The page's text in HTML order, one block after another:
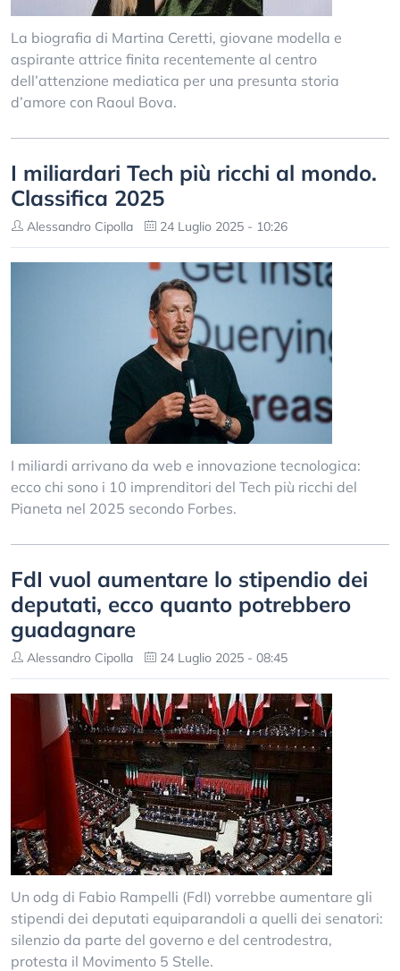
La biografia di Martina Ceretti, giovane modella e
aspirante attrice finita recentemente al centro
dell’attenzione mediatica per una presunta storia
d’amore con Raoul Bova.
I miliardari Tech più ricchi al mondo.
Classifica 2025
Alessandro Cipolla 24 Luglio 2025 - 10:26
I miliardi arrivano da web e innovazione tecnologica:
ecco chi sono i 10 imprenditori del Tech più ricchi del
Pianeta nel 2025 secondo Forbes.
FdI vuol aumentare lo stipendio dei
deputati, ecco quanto potrebbero
guadagnare
Alessandro Cipolla 24 Luglio 2025 - 08:45
Un odg di Fabio Rampelli (FdI) vorrebbe aumentare gli
stipendi dei deputati equiparandoli a quelli dei senatori:
silenzio da parte del governo e del centrodestra,
protesta il Movimento 5 Stelle.